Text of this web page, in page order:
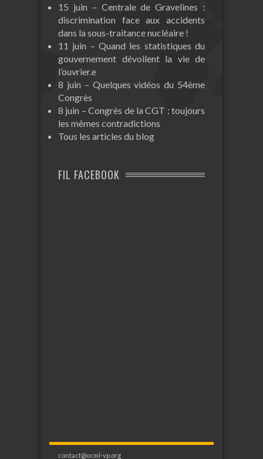
15 juin – Centrale de Gravelines :
discrimination face aux accidents
dans la sous-traitance nucléaire !
11 juin – Quand les statistiques du
gouvernement dévoilent la vie de
l’ouvrier.e
8 juin – Quelques vidéos du 54ème
Congrès
8 juin – Congrès de la CGT : toujours
les mêmes contradictions
Tous les articles du blog
FIL FACEBOOK
contact@ocml-vp.org